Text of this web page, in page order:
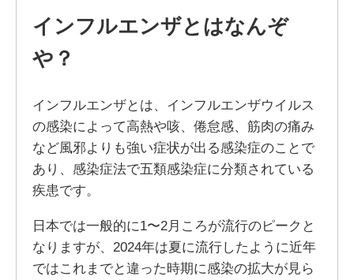
インフルエンザとはなんぞ
や？
インフルエンザとは、インフルエンザウイルス
の感染によって高熱や咳、倦怠感、筋肉の痛み
など風邪よりも強い症状が出る感染症のことで
あり、感染症法で五類感染症に分類されている
疾患です。
日本では一般的に1〜2月ころが流行のピークと
なりますが、2024年は夏に流行したように近年
ではこれまでと違った時期に感染の拡大が見ら